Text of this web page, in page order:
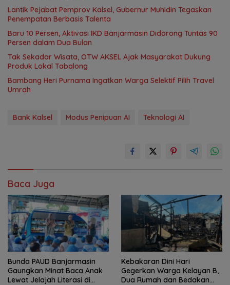
Lantik Pejabat Pemprov Kalsel, Gubernur Muhidin Tegaskan
Penempatan Berbasis Talenta
Baru 10 Persen, Aktivasi IKD Banjarmasin Didorong Tuntas 90
Persen dalam Dua Bulan
Tak Sekadar Wisata, OTW AKSEL Ajak Masyarakat Dukung
Produk Lokal Tabalong
Bambang Heri Purnama Ingatkan Warga Selektif Pilih Travel
Umrah
Bank Kalsel Modus Penipuan AI Teknologi AI
Baca Juga
Bunda PAUD Banjarmasin
Gaungkan Minat Baca Anak
Lewat Jelajah Literasi di
Kebakaran Dini Hari
Gegerkan Warga Kelayan B,
Dua Rumah dan Bedakan